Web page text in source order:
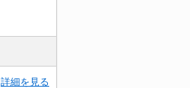
詳細を見る